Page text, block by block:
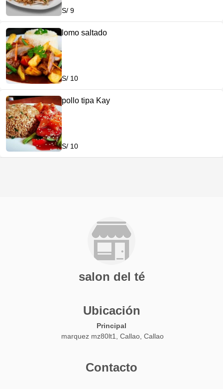
S/ 9
lomo saltado
S/ 10
pollo tipa Kay
S/ 10
salon del té
Ubicación
Principal
marquez mz80lt1, Callao, Callao
Contacto